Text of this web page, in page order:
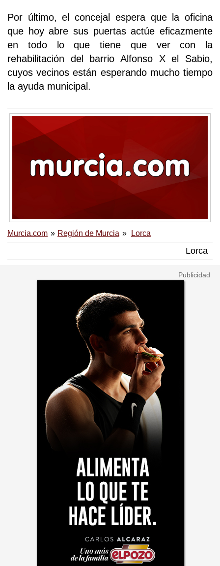
Por último, el concejal espera que la oficina
que hoy abre sus puertas actúe eficazmente
en todo lo que tiene que ver con la
rehabilitación del barrio Alfonso X el Sabio,
cuyos vecinos están esperando mucho tiempo
la ayuda municipal.
Murcia.com Región de Murcia Lorca
Lorca